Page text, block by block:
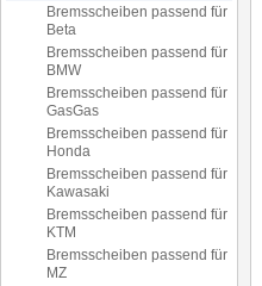
Bremsscheiben passend für
Beta
Bremsscheiben passend für
BMW
Bremsscheiben passend für
GasGas
Bremsscheiben passend für
Honda
Bremsscheiben passend für
Kawasaki
Bremsscheiben passend für
KTM
Bremsscheiben passend für
MZ